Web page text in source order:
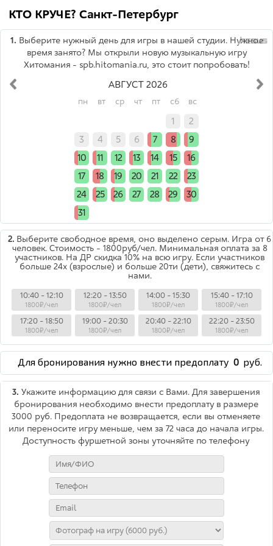
КТО КРУЧЕ? Санкт-Петербург
1. Выберите нужный день для игры в нашей студии. Нужное
время занято? Мы открыли новую музыкальную игру
Хитомания - spb.hitomania.ru, это стоит попробовать!
АВГУСТ 2026
пн вт ср чт пт сб вс
1
2
3
4 5 6 7 8
9
10
11 12 13 14 15
16
17
18 19 20 21 22
23
24
25 26 27 28 29
30
31
2. Выберите свободное время, оно выделено серым. Игра от 6
человек. Стоимость - 1800руб/чел. Минимальная оплата за 8
участников. На ДР скидка 10% на всю игру. Если участников
больше 24х (взрослые) и больше 20ти (дети), свяжитесь с
нами.
10:40 - 12:10
1800₽/чел
12:20 - 13:50
1800₽/чел
14:00 - 15:30
1800₽/чел
15:40 - 17:10
1800₽/чел
17:20 - 18:50
1800₽/чел
19:00 - 20:30
1800₽/чел
20:40 - 22:10
1800₽/чел
22:20 - 23:50
1800₽/чел
Для бронирования нужно внести предоплату 0 руб.
3. Укажите информацию для связи с Вами. Для завершения
бронирования необходимо внести предоплату в размере
3000 руб. Предоплата не возвращается, если вы отменяете
или переносите игру меньше, чем за 72 часа до начала игры.
Доступность фуршетной зоны уточняйте по телефону